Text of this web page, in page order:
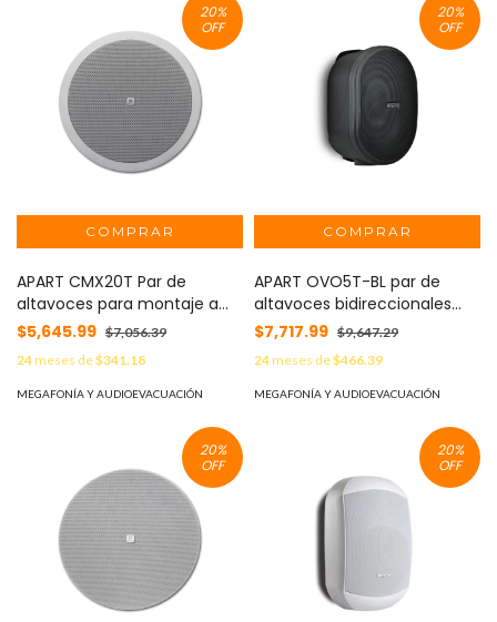
20%
OFF
APART CMX20T Par de
altavoces para montaje a
techo 8" borde delgado con
transformador 70/100 volts
$5,645.99 $7,056.39
24meses de$341.18
MEGAFONÍA Y AUDIOEVACUACIÓN
20%
OFF
APART OVO5T-BL par de
altavoces bidireccionales
para linea de 70/100 volts y
16 ohms, color negro
$7,717.99 $9,647.29
24meses de$466.39
MEGAFONÍA Y AUDIOEVACUACIÓN
20%
OFF
20%
OFF